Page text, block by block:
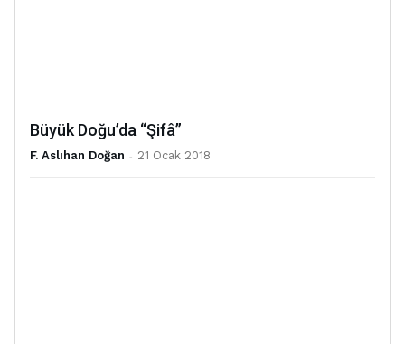
Büyük Doğu’da “Şifâ”
F. Aslıhan Doğan - 21 Ocak 2018